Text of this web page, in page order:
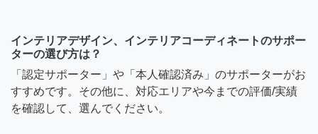
インテリアデザイン、インテリアコーディネートのサポー
ターの選び方は？
「認定サポーター」や「本人確認済み」のサポーターがお
すすめです。その他に、対応エリアや今までの評価/実績
を確認して、選んでください。